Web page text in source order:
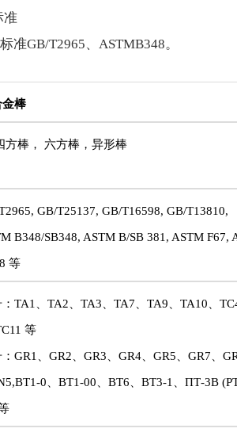
准
准GB/T2965、ASTMB348。
金棒
方棒， 六方棒，异形棒
GB/T25137, GB/T16598, GB/T13810,
B348/SB348, ASTM B/SB 381, ASTM F67,
等
：TA1 、TA2 、TA3 、TA7 、TA9 、TA10 、
等
：GR1 、GR2 、GR3 、GR4 、GR5 、GR7 、
0 、BT1-00 、BT6 、BT3-1 、ПТ-3В